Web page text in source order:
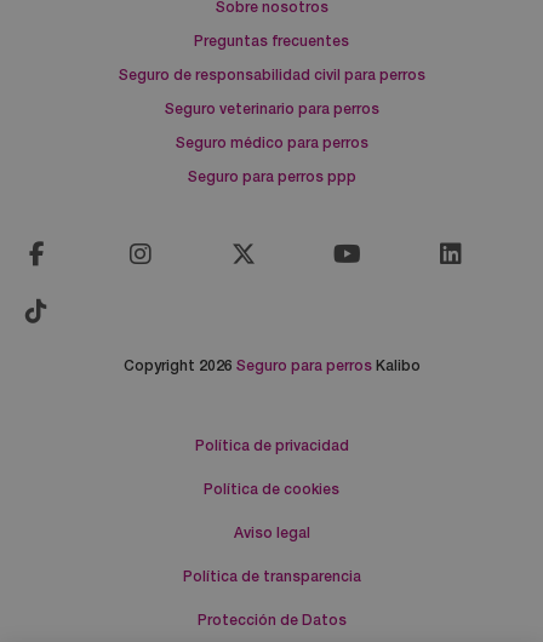
Sobre nosotros
Preguntas frecuentes
Seguro de responsabilidad civil para perros
Seguro veterinario para perros
Seguro médico para perros
Seguro para perros ppp
Copyright 2026 Seguro para perrosKalibo
Política de privacidad
Política de cookies
Aviso legal
Política de transparencia
Protección de Datos